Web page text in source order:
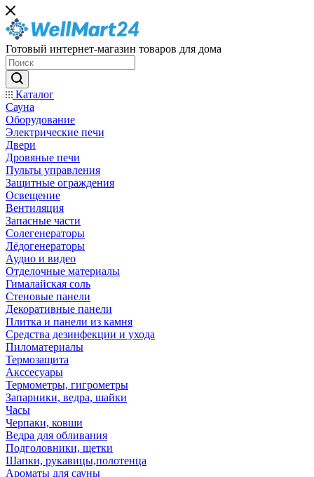
Готовый интернет-магазин товаров для дома
Каталог
Сауна
Оборудование
Электрические печи
Двери
Дровяные печи
Пульты управления
Защитные ограждения
Освещение
Вентиляция
Запасные части
Солегенераторы
Лёдогенераторы
Аудио и видео
Отделочные материалы
Гималайская соль
Стеновые панели
Декоративные панели
Плитка и панели из камня
Средства дезинфекции и ухода
Пиломатериалы
Термозащита
Аксcесуары
Термометры, гигрометры
Запарники, ведра, шайки
Часы
Черпаки, ковши
Ведра для обливания
Подголовники, щетки
Шапки, рукавицы,полотенца
Ароматы для сауны